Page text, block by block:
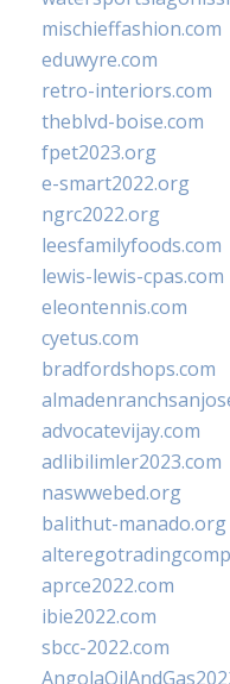
mischieffashion.com
eduwyre.com
retro-interiors.com
theblvd-boise.com
fpet2023.org
e-smart2022.org
ngrc2022.org
leesfamilyfoods.com
lewis-lewis-cpas.com
eleontennis.com
cyetus.com
bradfordshops.com
advocatevijay.com
adlibilimler2023.com
naswwebed.org
balithut-manado.org
aprce2022.com
ibie2022.com
sbcc-2022.com